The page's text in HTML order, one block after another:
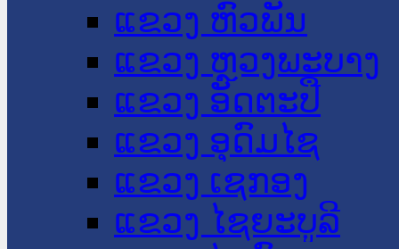
ແຂວງ ຫົວພັນ
ແຂວງ ຫຼວງພະບາງ
ແຂວງ ອັດຕະປື
ແຂວງ ອຸດົມໄຊ
ແຂວງ ເຊກອງ
ແຂວງ ໄຊຍະບູລີ